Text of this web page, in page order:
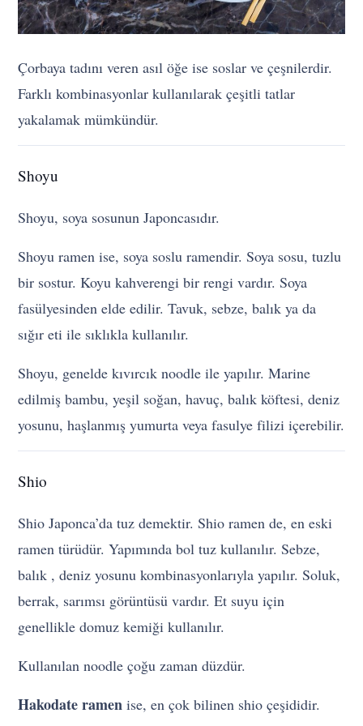
Çorbaya tadını veren asıl öğe ise soslar ve çeşnilerdir.
Farklı kombinasyonlar kullanılarak çeşitli tatlar
yakalamak mümkündür.
Shoyu
Shoyu, soya sosunun Japoncasıdır.
Shoyu ramen ise, soya soslu ramendir. Soya sosu, tuzlu
bir sostur. Koyu kahverengi bir rengi vardır. Soya
fasülyesinden elde edilir. Tavuk, sebze, balık ya da
sığır eti ile sıklıkla kullanılır.
Shoyu, genelde kıvırcık noodle ile yapılır. Marine
edilmiş bambu, yeşil soğan, havuç, balık köftesi, deniz
yosunu, haşlanmış yumurta veya fasulye filizi içerebilir.
Shio
Shio Japonca’da tuz demektir. Shio ramen de, en eski
ramen türüdür. Yapımında bol tuz kullanılır. Sebze,
balık , deniz yosunu kombinasyonlarıyla yapılır. Soluk,
berrak, sarımsı görüntüsü vardır. Et suyu için
genellikle domuz kemiği kullanılır.
Kullanılan noodle çoğu zaman düzdür.
Hakodate ramen ise, en çok bilinen shio çeşididir.